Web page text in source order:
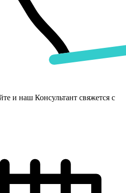
и наш Консультант свяжется с